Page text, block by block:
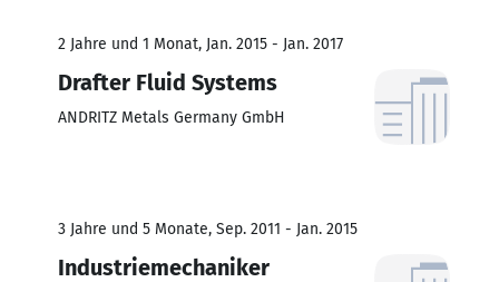
2 Jahre und 1 Monat, Jan. 2015 - Jan. 2017
Drafter Fluid Systems
ANDRITZ Metals Germany GmbH
3 Jahre und 5 Monate, Sep. 2011 - Jan. 2015
Industriemechaniker